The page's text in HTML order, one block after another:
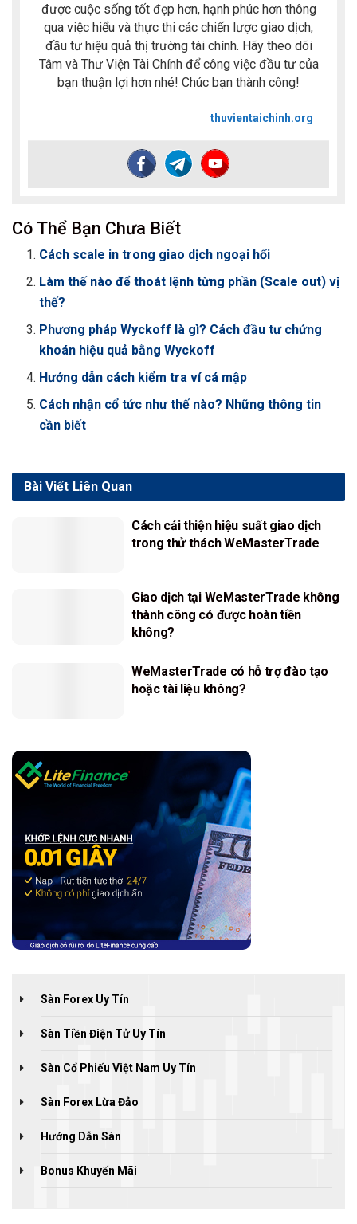
được cuộc sống tốt đẹp hơn, hạnh phúc hơn thông
qua việc hiểu và thực thi các chiến lược giao dịch,
đầu tư hiệu quả thị trường tài chính. Hãy theo dõi
Tâm và Thư Viện Tài Chính để công việc đầu tư của
bạn thuận lợi hơn nhé! Chúc bạn thành công!
thuvientaichinh.org
Có Thể Bạn Chưa Biết
Cách scale in trong giao dịch ngoại hối
Làm thế nào để thoát lệnh từng phần (Scale out) vị
thế?
Phương pháp Wyckoff là gì? Cách đầu tư chứng
khoán hiệu quả bằng Wyckoff
Hướng dẫn cách kiểm tra ví cá mập
Cách nhận cổ tức như thế nào? Những thông tin
cần biết
Liên Quan
Bài Viết
Cách cải thiện hiệu suất giao dịch
trong thử thách WeMasterTrade
Giao dịch tại WeMasterTrade không
thành công có được hoàn tiền
không?
WeMasterTrade có hỗ trợ đào tạo
hoặc tài liệu không?
Sàn Forex Uy Tín
Sàn Tiền Điện Tử Uy Tín
Sàn Cổ Phiếu Việt Nam Uy Tín
Sàn Forex Lừa Đảo
Hướng Dẫn Sàn
Bonus Khuyến Mãi